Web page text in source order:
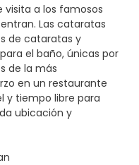
a los famosos
Las cataratas
de cataratas y
el baño, únicas por
de la más
en un restaurante
y tiempo libre para
ubicación y